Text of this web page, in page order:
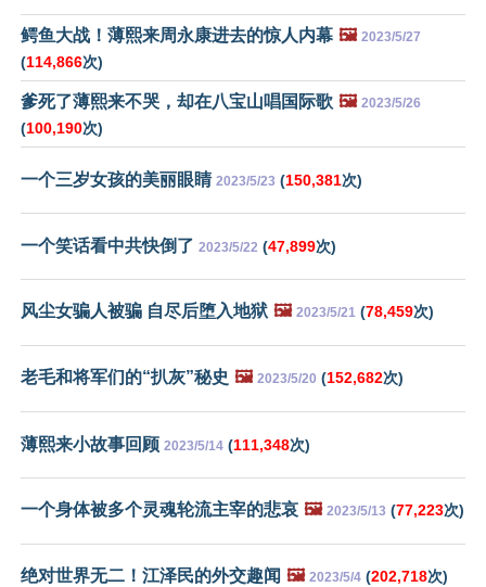
鳄鱼大战！薄熙来周永康进去的惊人内幕 🖼️ 2023/5/27
(114,866次)
爹死了薄熙来不哭，却在八宝山唱国际歌 🖼️ 2023/5/26
(100,190次)
一个三岁女孩的美丽眼睛 2023/5/23 (150,381次)
一个笑话看中共快倒了 2023/5/22 (47,899次)
风尘女骗人被骗 自尽后堕入地狱 🖼️ 2023/5/21 (78,459次)
老毛和将军们的“扒灰”秘史 🖼️ 2023/5/20 (152,682次)
薄熙来小故事回顾 2023/5/14 (111,348次)
一个身体被多个灵魂轮流主宰的悲哀 🖼️ 2023/5/13 (77,223次)
绝对世界无二！江泽民的外交趣闻 🖼️ 2023/5/4 (202,718次)